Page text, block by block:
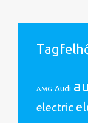
AMG Audi
electric